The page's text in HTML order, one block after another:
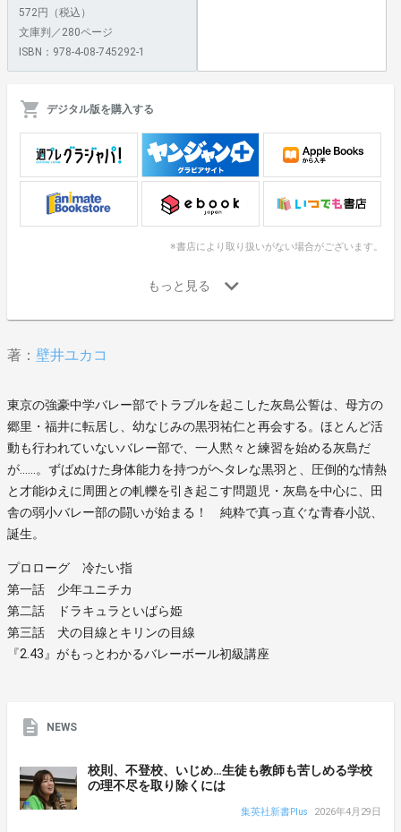
572円（税込）
文庫判／280ページ
ISBN：978-4-08-745292-1
デジタル版を購入する
※書店により取り扱いがない場合がございます。
著： 壁井ユカコ
東京の強豪中学バレー部でトラブルを起こした灰島公誓は、母方の
郷里・福井に転居し、幼なじみの黒羽祐仁と再会する。ほとんど活
動も行われていないバレー部で、一人黙々と練習を始める灰島だ
が……。ずばぬけた身体能力を持つがヘタレな黒羽と、圧倒的な情熱
と才能ゆえに周囲との軋轢を引き起こす問題児・灰島を中心に、田
舎の弱小バレー部の闘いが始まる！ 純粋で真っ直ぐな青春小説、
誕生。
プロローグ 冷たい指
第一話 少年ユニチカ
第二話 ドラキュラといばら姫
第三話 犬の目線とキリンの目線
『2.43』がもっとわかるバレーボール初級講座
NEWS
校則、不登校、いじめ…生徒も教師も苦しめる学校
の理不尽を取り除くには
集英社新書Plus 2026年4月29日